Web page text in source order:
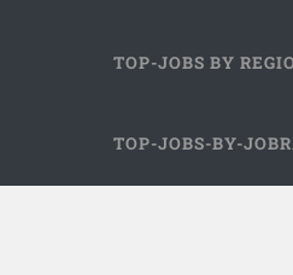
TOP-JOBS BY
TOP-JOBS-BY-